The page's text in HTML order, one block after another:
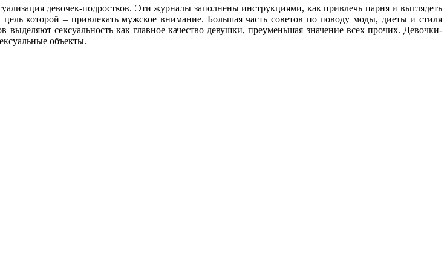
девочек-подростков. Эти журналы заполнены инструкциями, как привлечь парня и выглядеть
которой – привлекать мужское внимание. Большая часть советов по поводу моды, диеты и стиля
сексуальность как главное качество девушки, преуменьшая значение всех прочих. Девочки-
объекты.